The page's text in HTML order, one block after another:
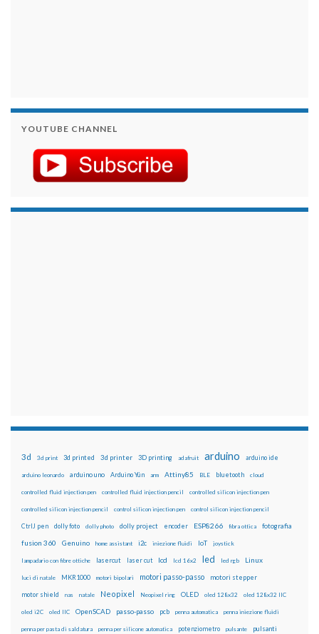
YOUTUBE CHANNEL
3d 3d print 3d printed 3d printer 3D printing adafruit arduino arduino ide
arduino leonardo arduino uno Arduino Yún arm Attiny85 BLE bluetooth cloud
controlled fluid injection pen controlled fluid injection pencil controlled silicon injection pen
controlled silicon injection pencil control silicon injection pen control silicon injection pencil
CtrlJ pen dolly foto dolly photo dolly project encoder ESP8266 fibra ottica fotografia
fusion 360 Genuino home assistant i2c iniezione fluidi IoT joystick
lampadario con fibre ottiche lasercut laser cut lcd lcd 16x2 led led rgb Linux
luci di natale MKR1000 motori bipolari motori passo-passo motori stepper
motor shield nas natale Neopixel Neopixel ring OLED oled 128x32 oled 128x32 IIC
oled i2C oled IIC OpenSCAD passo-passo pcb penna automatica penna iniezione fluidi
penna per pasta di saldatura penna per silicone automatica potenziometro pulsante pulsanti